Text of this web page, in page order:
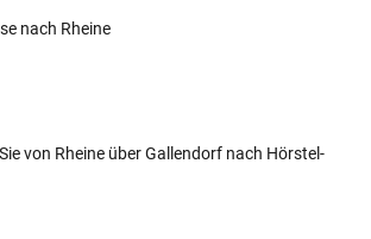
nach Rheine
von Rheine über Gallendorf nach Hörstel-